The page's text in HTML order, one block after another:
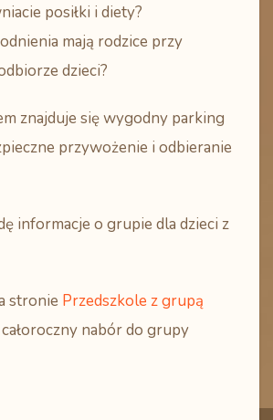
posiłki i diety?
mają rodzice przy
dzieci?
znajduje się wygodny parking
przywożenie i odbieranie
informacje o grupie dla dzieci z
stronie Przedszkole z grupą
całoroczny nabór do grupy